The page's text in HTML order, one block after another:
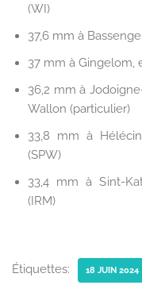
(WI)
37,6 mm à
37 mm à Gingelom,
36,2 mm à
Wallon (particulier)
33,8 mm à
(SPW)
33,4 mm à Sint-
(IRM)
Étiquettes: 18 JUIN 2024